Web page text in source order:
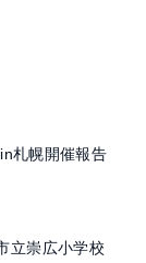
札幌開催報告
立崇広小学校